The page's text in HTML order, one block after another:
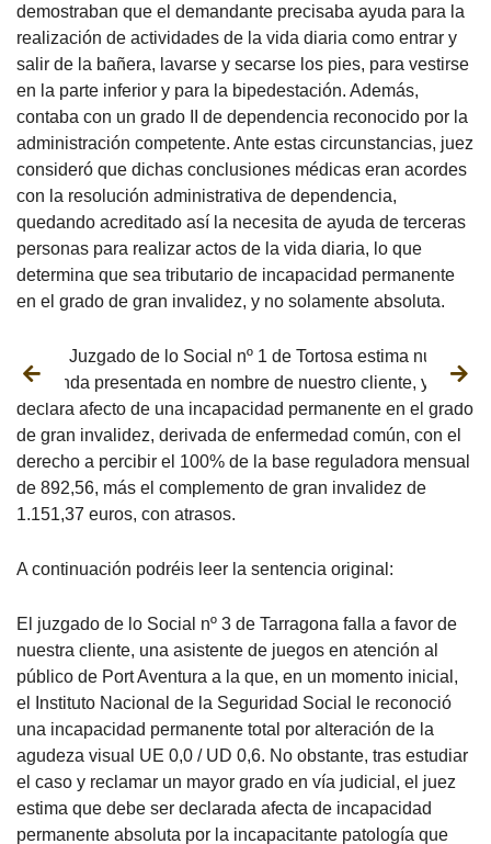
demostraban que el demandante precisaba ayuda para la
realización de actividades de la vida diaria como entrar y
salir de la bañera, lavarse y secarse los pies, para vestirse
en la parte inferior y para la bipedestación. Además,
contaba con un grado II de dependencia reconocido por la
administración competente. Ante estas circunstancias, juez
consideró que dichas conclusiones médicas eran acordes
con la resolución administrativa de dependencia,
quedando acreditado así la necesita de ayuda de terceras
personas para realizar actos de la vida diaria, lo que
determina que sea tributario de incapacidad permanente
en el grado de gran invalidez, y no solamente absoluta.
Así, el Juzgado de lo Social nº 1 de Tortosa estima nuestra
demanda presentada en nombre de nuestro cliente, y le
declara afecto de una incapacidad permanente en el grado
de gran invalidez, derivada de enfermedad común, con el
derecho a percibir el 100% de la base reguladora mensual
de 892,56, más el complemento de gran invalidez de
1.151,37 euros, con atrasos.
A continuación podréis leer la sentencia original:
El juzgado de lo Social nº 3 de Tarragona falla a favor de
nuestra cliente, una asistente de juegos en atención al
público de Port Aventura a la que, en un momento inicial,
el Instituto Nacional de la Seguridad Social le reconoció
una incapacidad permanente total por alteración de la
agudeza visual UE 0,0 / UD 0,6. No obstante, tras estudiar
el caso y reclamar un mayor grado en vía judicial, el juez
estima que debe ser declarada afecta de incapacidad
permanente absoluta por la incapacitante patología que